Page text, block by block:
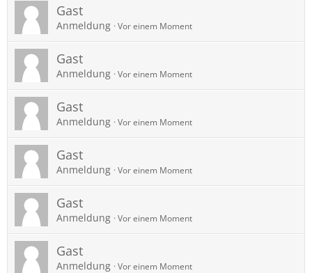
Gast
Anmeldung Vor einem Moment
Gast
Anmeldung Vor einem Moment
Gast
Anmeldung Vor einem Moment
Gast
Anmeldung Vor einem Moment
Gast
Anmeldung Vor einem Moment
Gast
Anmeldung Vor einem Moment